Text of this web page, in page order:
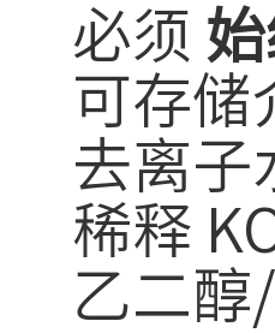
必须
可存储
去离子
稀释
乙二醇